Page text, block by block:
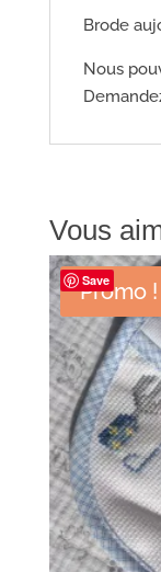
Brode
Nous
Vous
Save
Promo !